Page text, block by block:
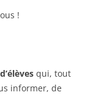
!
qui, tout
informer, de